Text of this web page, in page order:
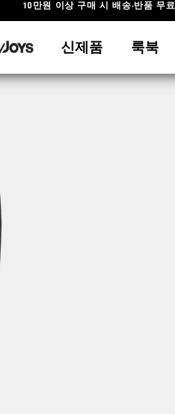
#1 SHOE IN GOLF #1 GLOVE IN
신제품 룩북